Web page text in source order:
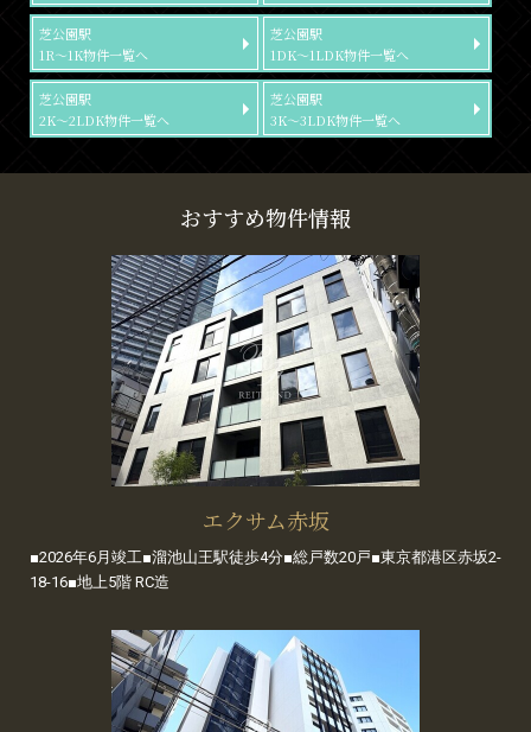
芝公園駅
1R～1K物件一覧へ
芝公園駅
1DK～1LDK物件一覧へ
芝公園駅
2K～2LDK物件一覧へ
芝公園駅
3K～3LDK物件一覧へ
おすすめ物件情報
エクサム赤坂
■2026年6月竣工■溜池山王駅徒歩4分■総戸数20戸■東京都港区赤坂2-
18-16■地上5階 RC造